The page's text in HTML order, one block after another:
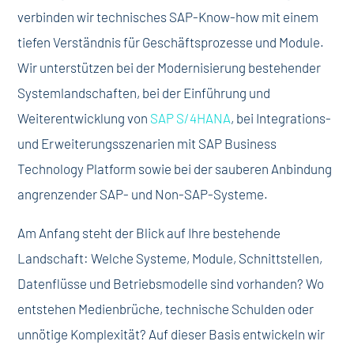
verbinden wir technisches SAP-Know-how mit einem
tiefen Verständnis für Geschäftsprozesse und Module.
Wir unterstützen bei der Modernisierung bestehender
Systemlandschaften, bei der Einführung und
Weiterentwicklung von SAP S/4HANA, bei Integrations-
und Erweiterungsszenarien mit SAP Business
Technology Platform sowie bei der sauberen Anbindung
angrenzender SAP- und Non-SAP-Systeme.
Am Anfang steht der Blick auf Ihre bestehende
Landschaft: Welche Systeme, Module, Schnittstellen,
Datenflüsse und Betriebsmodelle sind vorhanden? Wo
entstehen Medienbrüche, technische Schulden oder
unnötige Komplexität? Auf dieser Basis entwickeln wir